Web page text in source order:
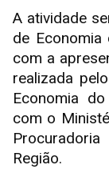
A atividade
de Economia
com a
realizada
Economia
com o
Região.